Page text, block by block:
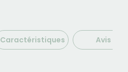
Caractéristiques Avis (0)